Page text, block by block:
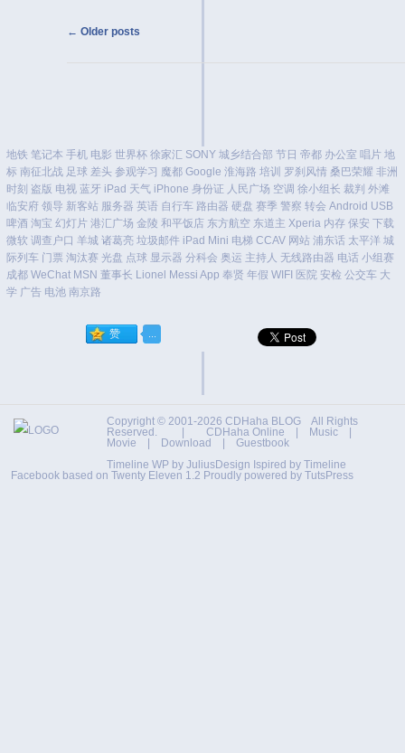
Post navigation
← Older posts
地铁 笔记本 手机 电影 世界杯 徐家汇 SONY 城乡结合部 节日 帝都 办公室 唱片 地
标 南征北战 足球 差头 参观学习 魔都 Google 淮海路 培训 罗刹风情 桑巴荣耀 非洲
时刻 盗版 电视 蓝牙 iPad 天气 iPhone 身份证 人民广场 空调 徐小组长 裁判 外滩
临安府 领导 新客站 服务器 英语 自行车 路由器 硬盘 赛季 警察 转会 Android USB
啤酒 淘宝 幻灯片 港汇广场 金陵 和平饭店 东方航空 东道主 Xperia 内存 保安 下载
微软 调查户口 羊城 诸葛亮 垃圾邮件 iPad Mini 电梯 CCAV 网站 浦东话 太平洋 城
际列车 门票 淘汰赛 光盘 点球 显示器 分科会 奥运 主持人 无线路由器 电话 小组赛
成都 WeChat MSN 董事长 Lionel Messi App 奉贤 年假 WIFI 医院 安检 公交车 大
学 广告 电池 南京路
Copyright © 2001-2026 CDHaha BLOG All Rights
Reserved. | CDHaha Online | Music |
Movie | Download | Guestbook
Timeline WP by JuliusDesign Ispired by Timeline
Facebook based on Twenty Eleven 1.2 Proudly powered by TutsPress